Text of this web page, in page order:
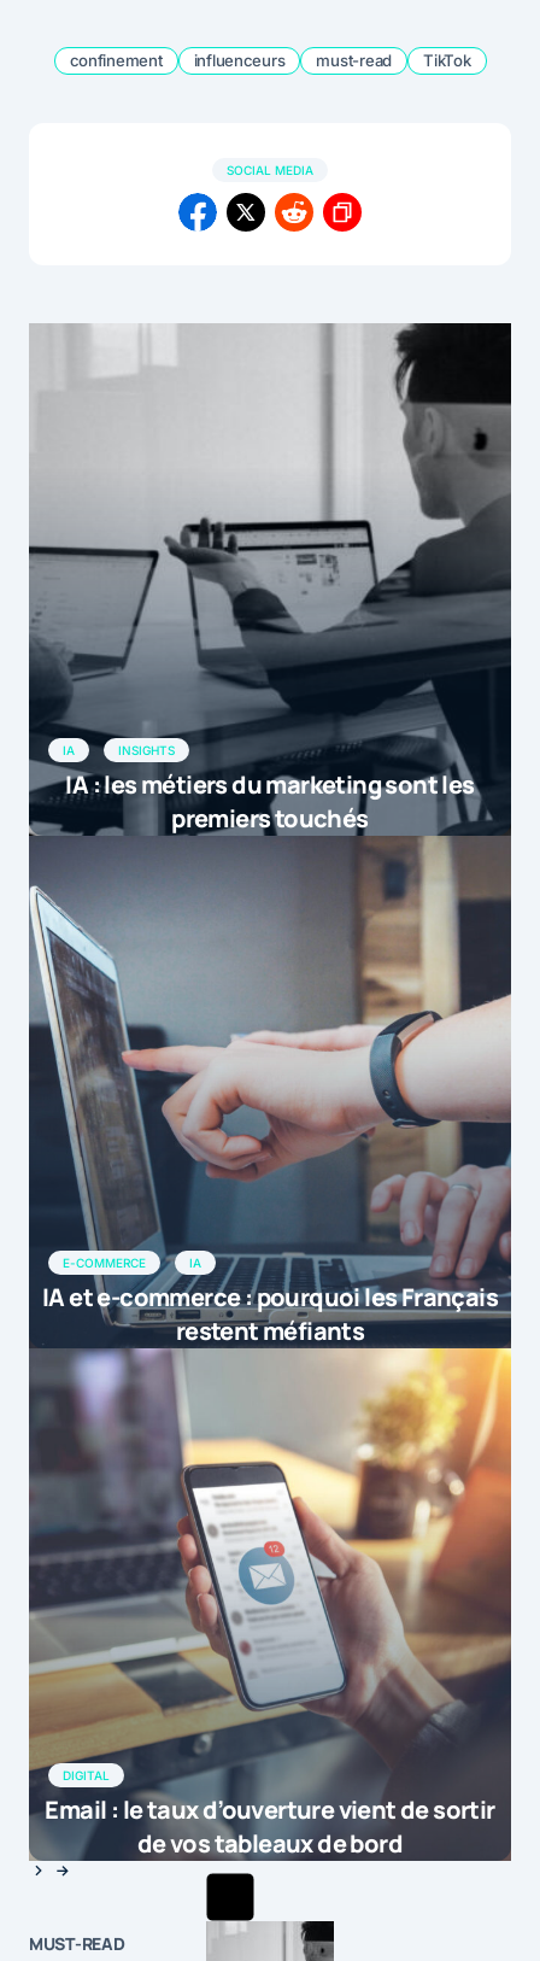
confinement influenceurs must-read TikTok
SOCIAL MEDIA
IA INSIGHTS
IA : les métiers du marketing sont les
premiers touchés
E-COMMERCE IA
IA et e-commerce : pourquoi les Français
restent méfiants
DIGITAL
Email : le taux d’ouverture vient de sortir
de vos tableaux de bord
MUST-READ